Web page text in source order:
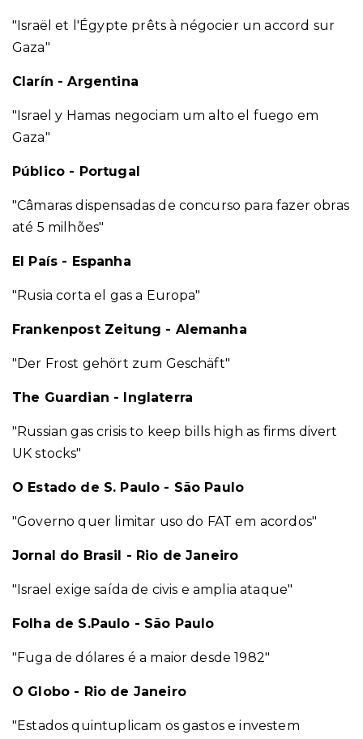
"Israël et l'Égypte prêts à négocier un accord sur
Gaza"
Clarín - Argentina
"Israel y Hamas negociam um alto el fuego em
Gaza"
Público - Portugal
"Câmaras dispensadas de concurso para fazer obras
até 5 milhões"
El País - Espanha
"Rusia corta el gas a Europa"
Frankenpost Zeitung - Alemanha
"Der Frost gehört zum Geschäft"
The Guardian - Inglaterra
"Russian gas crisis to keep bills high as firms divert
UK stocks"
O Estado de S. Paulo - São Paulo
"Governo quer limitar uso do FAT em acordos"
Jornal do Brasil - Rio de Janeiro
"Israel exige saída de civis e amplia ataque"
Folha de S.Paulo - São Paulo
"Fuga de dólares é a maior desde 1982"
O Globo - Rio de Janeiro
"Estados quintuplicam os gastos e investem